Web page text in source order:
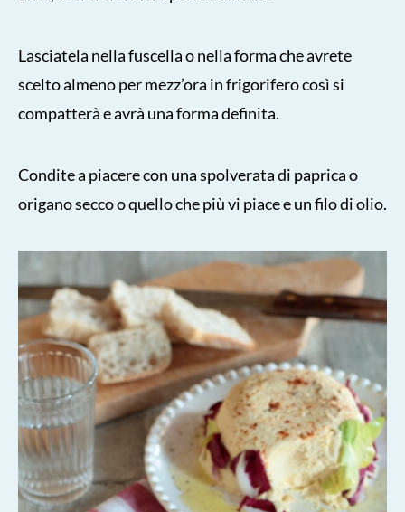
Lasciatela nella fuscella o nella forma che avrete
scelto almeno per mezz’ora in frigorifero così si
compatterà e avrà una forma definita.
Condite a piacere con una spolverata di paprica o
origano secco o quello che più vi piace e un filo di olio.